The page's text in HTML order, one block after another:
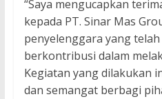
“Saya mengucapkan
kepada PT. Sinar Mas
penyelenggara yang
berkontribusi dalam
Kegiatan yang dilakukan
dan semangat berbagi